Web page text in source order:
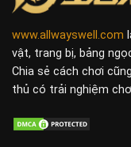
www.allwayswell.com
vật, trang bị, bảng
Chia sẻ cách chơi
thủ có trải nghiệm